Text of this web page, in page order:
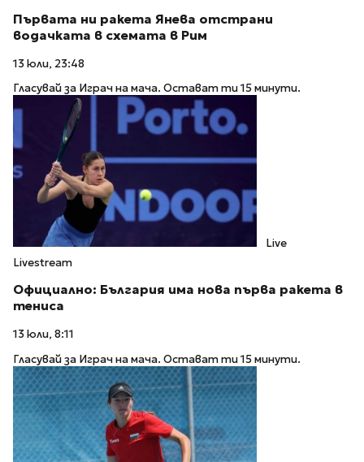
Първата ни ракета Янева отстрани
водачката в схемата в Рим
13 юли, 23:48
Гласувай за Играч на мача. Остават ти 15 минути.
Live
Livestream
Официално: България има нова първа ракета в
тениса
13 юли, 8:11
Гласувай за Играч на мача. Остават ти 15 минути.